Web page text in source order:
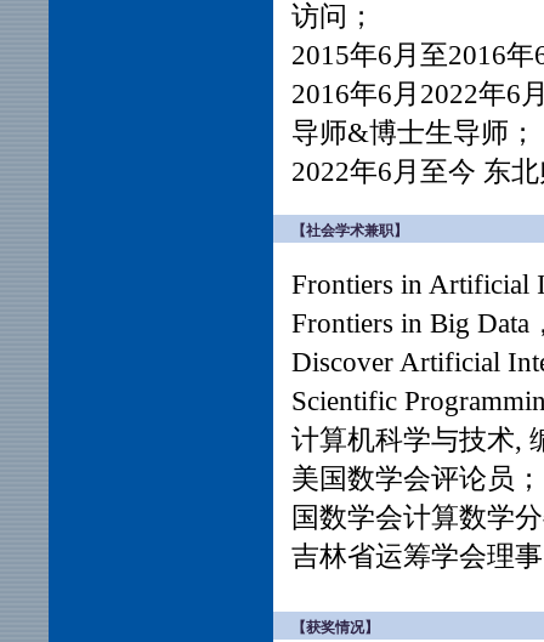
访问；
2015年6月至2016
2016年6月2022年6
导师&博士生导师；
2022年6月至今 东
【社会学术兼职】
Frontiers in Artificial
Frontiers in Big
Discover Artificial
Scientific
计算机科学与技术,
美国数学会评论员
国数学会计算数学
吉林省运筹学会理
【获奖情况】